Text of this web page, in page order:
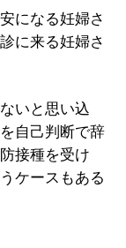
になる妊婦さ
に来る妊婦さ
いと思い込
自己判断で辞
接種を受け
ケースもある